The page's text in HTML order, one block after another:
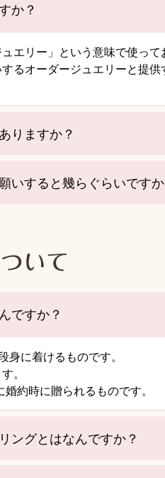
か？
エリー」という意味で使って
るオーダージュエリーと提
りますか？
いすると幾らぐらいですか
いて
ですか？
に着けるものです。
。
約時に贈られるものです。
ングとはなんですか？